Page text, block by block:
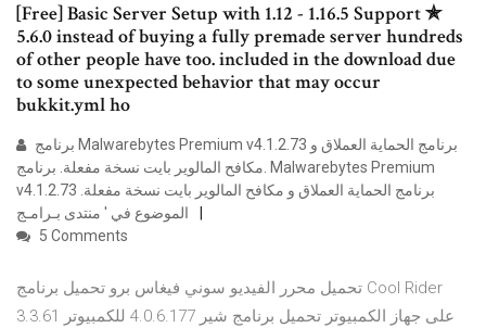
[Free] Basic Server Setup with 1.12 - 1.16.5 Support ✯
5.6.0 instead of buying a fully premade server hundreds
of other people have too. included in the download due
to some unexpected behavior that may occur
bukkit.yml ho
مكافح المالوير بايت نسخة مفعلة. برنامج. Malwarebytes Premium
v4.1.2.73 برنامج الحماية العملاق و مكافح المالوير بايت نسخة مفعلة.
الموضوع في ' منتدى بـرامـج
5 Comments
تحميل محرر الفيديو سوني فيغاس برو تحميل برنامج Cool Rider
3.3.61 على جهاز الكمبيوتر تحميل برنامج شير 4.0.6.177 للكمبيوتر